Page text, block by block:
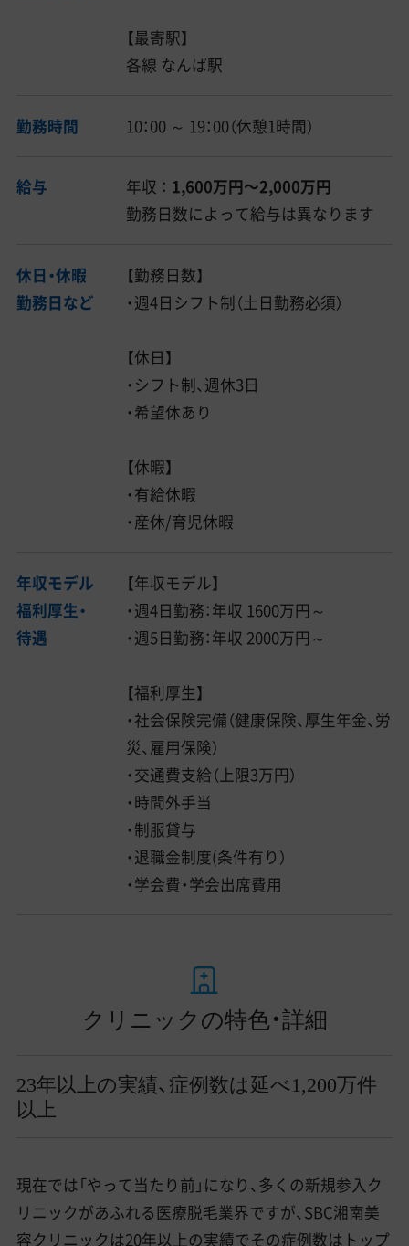
【最寄駅】
各線 なんば駅
勤務時間 10：00 ～ 19：00（休憩1時間）
給与 年収 ： 1,600万円〜2,000万円
勤務日数によって給与は異なります
休日・休暇
勤務日など
【勤務日数】
・週4日シフト制（土日勤務必須）
【休日】
・シフト制、週休3日
・希望休あり
【休暇】
・有給休暇
・産休/育児休暇
年収モデル
福利厚生・
待遇
【年収モデル】
・週4日勤務：年収 1600万円～
・週5日勤務：年収 2000万円～
【福利厚生】
・社会保険完備（健康保険、厚生年金、労
災、雇用保険）
・交通費支給（上限3万円）
・時間外手当
・制服貸与
・退職金制度(条件有り）
・学会費・学会出席費用
クリニックの特色・詳細
23年以上の実績、症例数は延べ1,200万件
以上
現在では「やって当たり前」になり、多くの新規参入ク
リニックがあふれる医療脱毛業界ですが、SBC湘南美
容クリニックは20年以上の実績でその症例数はトップ